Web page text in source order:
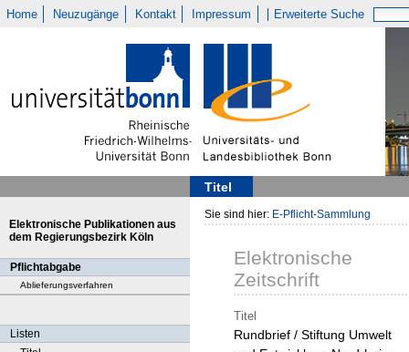
Home Neuzugänge Kontakt Impressum Erweiterte Suche
Titel
Elektronische Publikationen aus
dem Regierungsbezirk Köln
Pflichtabgabe
Ablieferungsverfahren
Listen
Sie sind hier: E-Pflicht-Sammlung
Elektronische
Zeitschrift
Titel
Rundbrief / Stiftung Umwelt